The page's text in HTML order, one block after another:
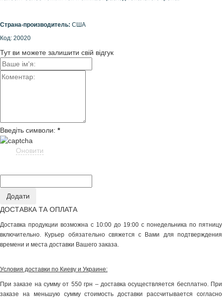
Страна-производитель: США
Код: 20020
Тут ви можете залишити свій відгук
Введіть символи: *
Оновити
ДОСТАВКА ТА ОПЛАТА
Доставка продукции возможна с 10:00 до 19:00 с понедельника по пятницу
включительно. Курьер обязательно свяжется с Вами для подтверждения
времени и места доставки Вашего заказа.
Условия доставки по Киеву и Украине:
При заказе на сумму от 550 грн – доставка осуществляется бесплатно. При
заказе на меньшую сумму стоимость доставки рассчитывается согласно